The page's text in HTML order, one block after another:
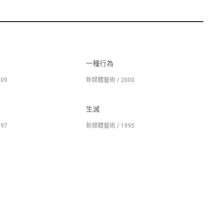
一種行為
新媒體藝術 / 2000
生滅
新媒體藝術 / 1995